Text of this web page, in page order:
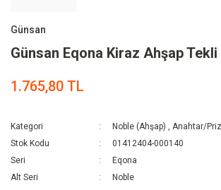
Günsan
Günsan Eqona Kiraz Ahşap
1.765,80 TL
Kategori Noble (Ahşap) ,Anahtar/Priz
Stok Kodu
01412404-000140
Seri
Eqona
Alt Seri
Noble